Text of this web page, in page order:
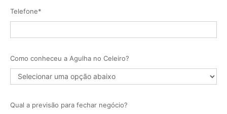
Telefone*
Como conheceu a Agulha no Celeiro?
Qual a previsão para fechar negócio?